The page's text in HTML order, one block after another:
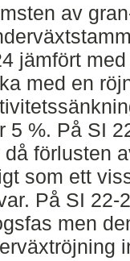
av
jämfört
med en
5 %. På SI
då förlusten
som ett
På SI 22-
men